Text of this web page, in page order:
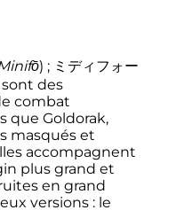
) ; ミディフォー
des
combat
que Goldorak,
masqués et
accompagnent
plus grand et
en grand
versions : le